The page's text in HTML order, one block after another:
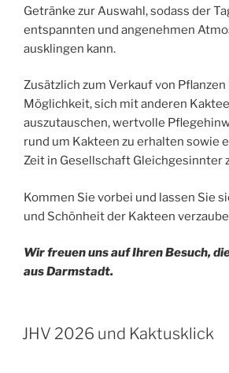
Getränke zur Auswahl,sodass der
entspannten und angenehmen
ausklingen kann.
Zusätzlich zum Verkauf von Pflanzen
Möglichkeit, sich mitanderen
auszutauschen,wertvolle
rund um Kakteen zu erhalten sowie
Zeit in Gesellschaft Gleichgesinnter
Kommen Sie vorbei und lassen Sie
und Schönheit der Kakteen
Wir freuen uns auf Ihren Besuch,
aus Darmstadt.
JHV 2026 und Kaktusklick